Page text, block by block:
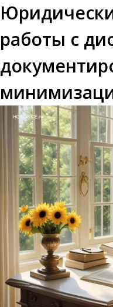
работы с